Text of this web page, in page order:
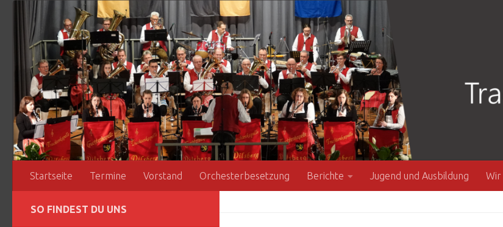
Zum Inhalt springen
Startseite Termine Vorstand Orchesterbesetzung Berichte Jugend und Ausbildung Wir
SO FINDEST DU UNS